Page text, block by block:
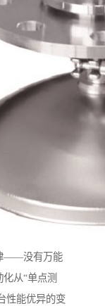
——没有万能
从“单点测
性能优异的变